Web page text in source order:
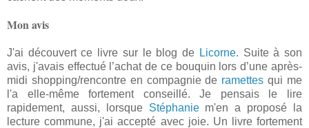
Mon avis
J'ai découvert ce livre sur le blog de Licorne. Suite à son
avis, j'avais effectué l’achat de ce bouquin lors d’une après-
midi shopping/rencontre en compagnie de ramettes qui me
l'a elle-même fortement conseillé. Je pensais le lire
rapidement, aussi, lorsque Stéphaniem'en a proposé la
lecture commune, j'ai accepté avec joie. Un livre fortement